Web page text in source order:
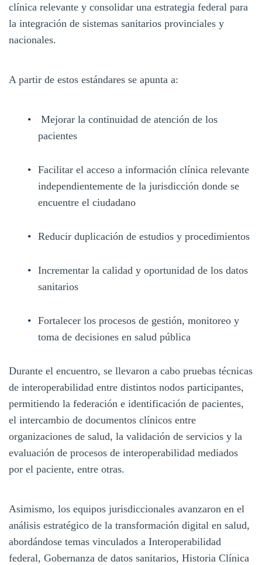
clínica relevante y consolidar una estrategia federal para
la integración de sistemas sanitarios provinciales y
nacionales.
A partir de estos estándares se apunta a:
Mejorar la continuidad de atención de los
pacientes
Facilitar el acceso a información clínica relevante
independientemente de la jurisdicción donde se
encuentre el ciudadano
Reducir duplicación de estudios y procedimientos
Incrementar la calidad y oportunidad de los datos
sanitarios
Fortalecer los procesos de gestión, monitoreo y
toma de decisiones en salud pública
Durante el encuentro, se llevaron a cabo pruebas técnicas
de interoperabilidad entre distintos nodos participantes,
permitiendo la federación e identificación de pacientes,
el intercambio de documentos clínicos entre
organizaciones de salud, la validación de servicios y la
evaluación de procesos de interoperabilidad mediados
por el paciente, entre otras.
Asimismo, los equipos jurisdiccionales avanzaron en el
análisis estratégico de la transformación digital en salud,
abordándose temas vinculados a Interoperabilidad
federal, Gobernanza de datos sanitarios, Historia Clínica